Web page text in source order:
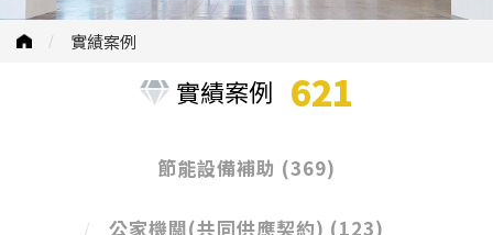
實績案例
實績案例 621
節能設備補助 (369)
公家機關(共同供應契約) (123)